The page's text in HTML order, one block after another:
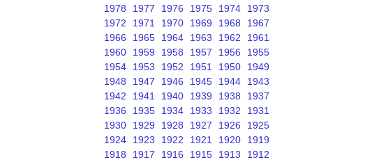
1978
1977 1976 1975 1974
1973
1972
1971 1970 1969 1968
1967
1966
1965 1964 1963 1962
1961
1960
1959 1958 1957 1956
1955
1954
1953 1952 1951 1950
1949
1948
1947 1946 1945 1944
1943
1942
1941 1940 1939 1938
1937
1936
1935 1934 1933 1932
1931
1930
1929 1928 1927 1926
1925
1924
1923 1922 1921 1920
1919
1918
1917 1916 1915 1913
1912